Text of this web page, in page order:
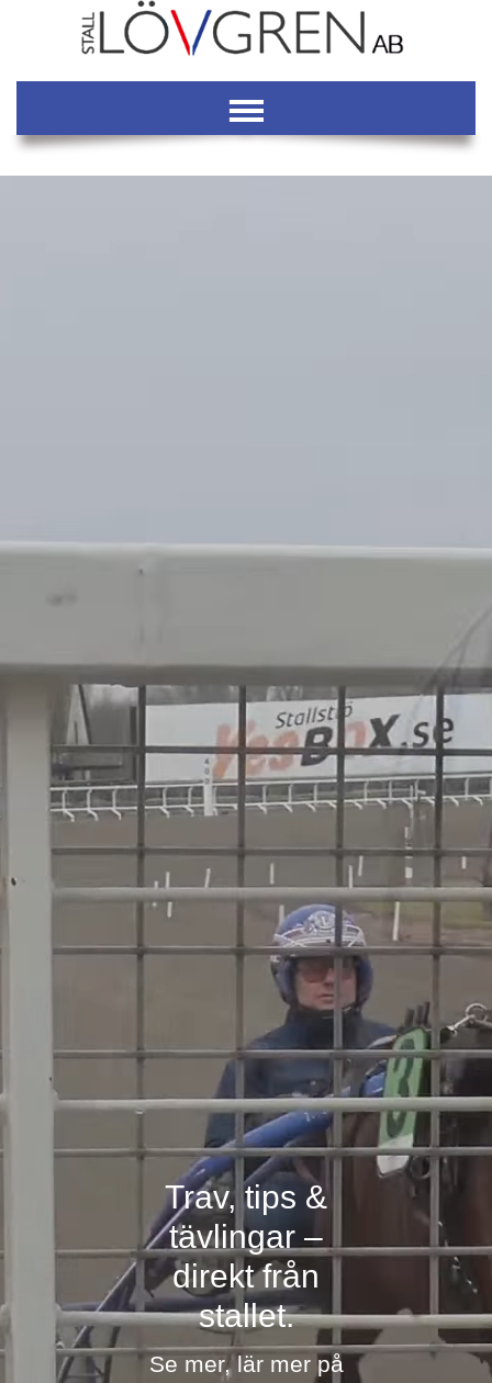
Trav, tips &
tävlingar –
direkt från
stallet.
Se mer, lär mer på